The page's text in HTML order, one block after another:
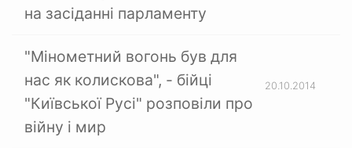
на засіданні парламенту
"Мінометний вогонь був для
нас як колискова", - бійці
"Київської Русі" розповіли про
війну і мир
20.10.2014